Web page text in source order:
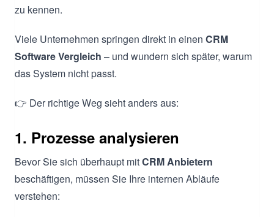
zu kennen.
Viele Unternehmen springen direkt in einen CRM
Software Vergleich – und wundern sich später, warum
das System nicht passt.
👉 Der richtige Weg sieht anders aus:
1. Prozesse analysieren
Bevor Sie sich überhaupt mitCRM Anbietern
beschäftigen, müssen Sie Ihre internen Abläufe
verstehen: